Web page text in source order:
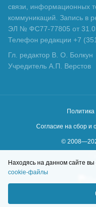
связи, информационных
коммуникаций. Запись в
ЭЛ № ФС77-77805 от
Телефон редакции +7
Гл. редактор В. О. Болкун
Учредитель А.П. Верстов
Согласие на сбор и
© 2008—
Находясь на данном сайте
cookie-файлы